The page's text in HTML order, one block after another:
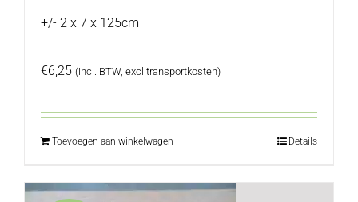
+/- 2 x 7 x 125cm
€6,25 (incl. BTW, excl transportkosten)
Toevoegen aan winkelwagen Details